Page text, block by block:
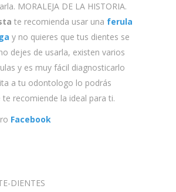
MORALEJA DE LA HISTORIA.
te recomienda usar una ferula
y no quieres que tus dientes se
dejes de usarla, existen varios
y es muy fácil diagnosticarlo
a tu odontologo lo podrás
te recomiende la ideal para ti.
Facebook